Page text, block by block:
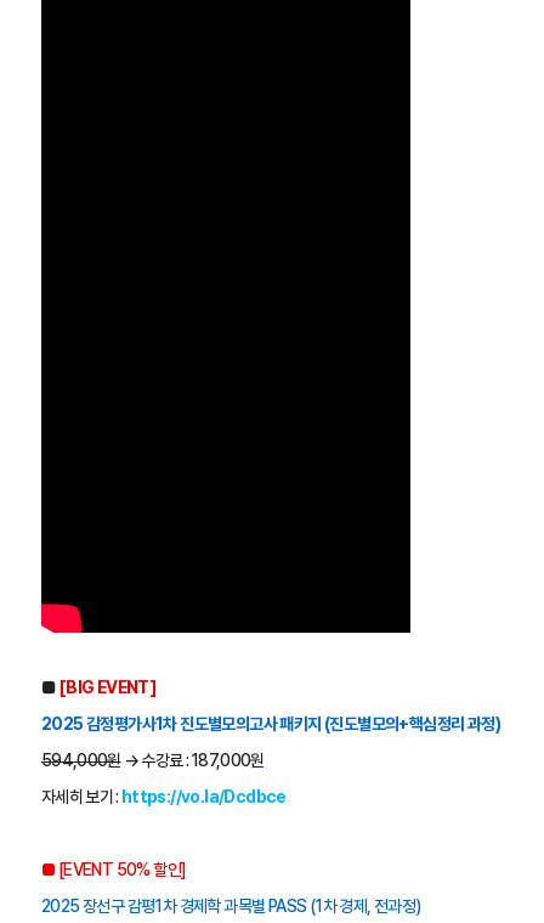
■ [BIG EVENT]
2025 감정평가사1차 진도별모의고사 패키지 (진도별모의+핵심정리 과정)
594,000원 → 수강료 : 187,000원
자세히 보기 : https://vo.la/Dcdbce
■ [EVENT 50% 할인]
2025 장선구 감평1차 경제학 과목별 PASS (1차 경제, 전과정)